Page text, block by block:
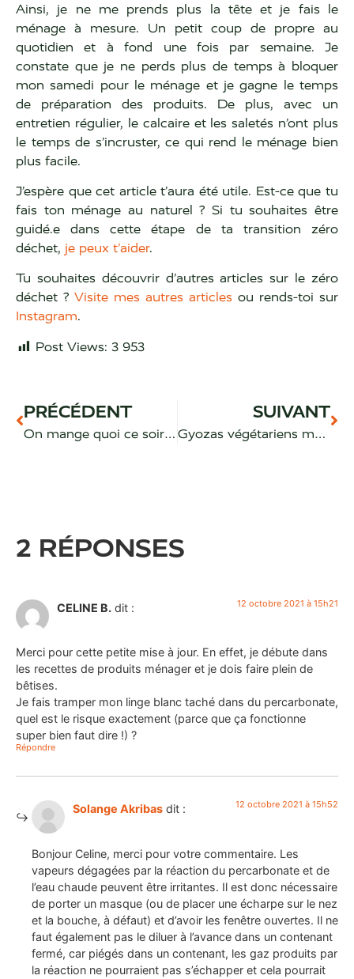
Ainsi, je ne me prends plus la tête et je fais le
ménage à mesure. Un petit coup de propre au
quotidien et à fond une fois par semaine. Je
constate que je ne perds plus de temps à bloquer
mon samedi pour le ménage et je gagne le temps
de préparation des produits. De plus, avec un
entretien régulier, le calcaire et les saletés n’ont plus
le temps de s’incruster, ce qui rend le ménage bien
plus facile.
J’espère que cet article t’aura été utile. Est-ce que tu
fais ton ménage au naturel ? Si tu souhaites être
guidé.e dans cette étape de ta transition zéro
déchet, je peux t’aider.
Tu souhaites découvrir d’autres articles sur le zéro
déchet ? Visite mes autres articles ou rends-toi sur
Instagram.
Post Views: 3 953
PRÉCÉDENT
On mange quoi ce soir ? Idées de repas
SUIVANT
Gyozas végétariens maison
2 RÉPONSES
CELINE B. dit : 12 octobre 2021 à 15h21
Merci pour cette petite mise à jour. En effet, je débute dans
les recettes de produits ménager et je dois faire plein de
bêtises.
Je fais tramper mon linge blanc taché dans du percarbonate,
quel est le risque exactement (parce que ça fonctionne
super bien faut dire !) ?
Répondre
Solange Akribas dit : 12 octobre 2021 à 15h52
Bonjour Celine, merci pour votre commentaire. Les
vapeurs dégagées par la réaction du percarbonate et de
l’eau chaude peuvent être irritantes. Il est donc nécessaire
de porter un masque (ou de placer une écharpe sur le nez
et la bouche, à défaut) et d’avoir les fenêtre ouvertes. Il ne
faut également pas le diluer à l’avance dans un contenant
fermé, car piégés dans un contenant, les gaz produits par
la réaction ne pourraient pas s’échapper et cela pourrait